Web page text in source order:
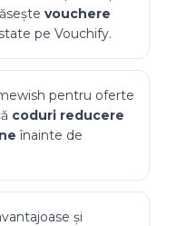
vouchere
pe Vouchify.
pentru oferte
coduri reducere
înainte de
și